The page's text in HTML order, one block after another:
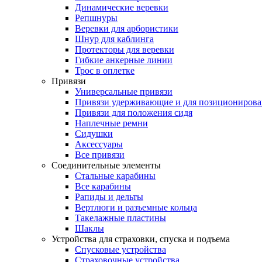
Динамические веревки
Репшнуры
Веревки для арбористики
Шнур для каблинга
Протекторы для веревки
Гибкие анкерные линии
Трос в оплетке
Привязи
Универсальные привязи
Привязи удерживающие и для
Привязи для положения сидя
Наплечные ремни
Сидушки
Аксессуары
Все привязи
Соединительные элементы
Стальные карабины
Все карабины
Рапиды и дельты
Вертлюги и разъемные кольца
Такелажные пластины
Шаклы
Устройства для страховки, спуска и подъема
Спусковые устройства
Страховочные устройства